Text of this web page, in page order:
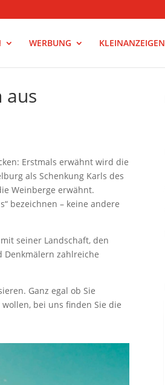
WERBUNG KLEINANZEIGEN
aus
Erstmals erwähnt wird die
als Schenkung Karls des
Weinberge erwähnt.
bezeichnen – keine andere
seiner Landschaft, den
Denkmälern zahlreiche
Ganz egal ob Sie
bei uns finden Sie die